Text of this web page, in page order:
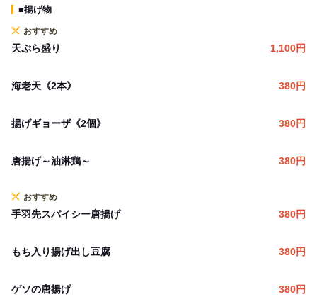
■揚げ物
おすすめ
天ぷら盛り 1,100円
海老天《2本》 380円
揚げギョーザ《2個》 380円
唐揚げ～油淋鶏～ 380円
おすすめ
手羽先スパイシー唐揚げ 380円
もち入り揚げ出し豆腐 380円
ゲソの唐揚げ 380円